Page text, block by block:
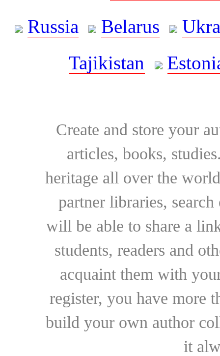
Russia
Belarus
Tajikistan
Create and store your
articles, books,
heritage all over the
partner libraries,
will be able to share a
students, readers and
acquaint them with
register, you have more
build your own author
it